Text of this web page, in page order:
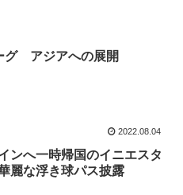
グ アジアへの展開
2022.08.04
ンへ一時帰国のイニエスタ
麗な浮き球パス披露